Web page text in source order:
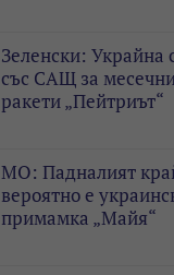
Зеленски: Украйна
със САЩ за
ракети „Пейтриът“
МО: Падналият
вероятно е
примамка „Майя“